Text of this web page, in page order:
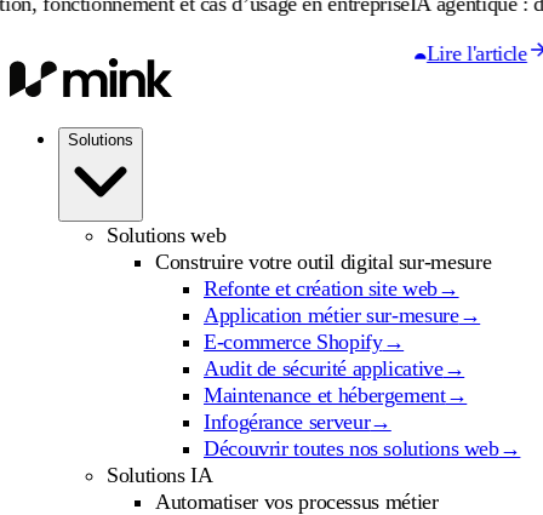
Lire l'article
Solutions
Solutions web
Construire votre outil digital sur-mesure
Refonte et création site web→
Application métier sur-mesure→
E-commerce Shopify→
Audit de sécurité applicative→
Maintenance et hébergement→
Infogérance serveur→
Découvrir toutes nos solutions web→
Solutions IA
Automatiser vos processus métier